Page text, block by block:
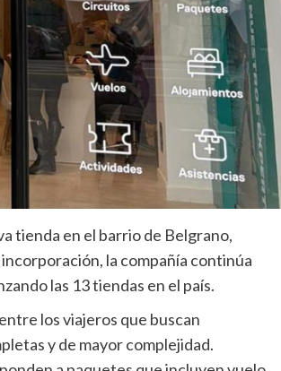
tienda en el barrio de Belgrano,
la compañía continúa
las 13 tiendas en el país.
los viajeros que buscan
y de mayor complejidad.